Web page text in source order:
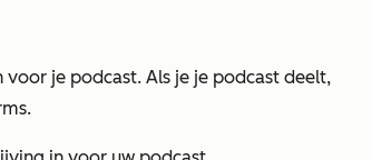
voor je podcast. Als je je podcast deelt,